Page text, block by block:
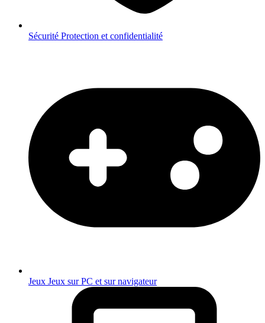
Sécurité Protection et confidentialité
Jeux Jeux sur PC et sur navigateur